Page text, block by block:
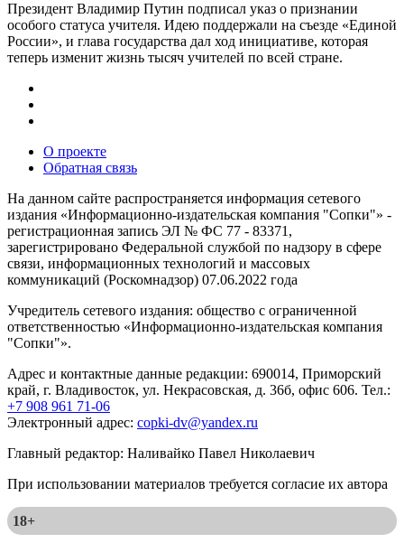
Президент Владимир Путин подписал указ о признании
особого статуса учителя. Идею поддержали на съезде «Единой
России», и глава государства дал ход инициативе, которая
теперь изменит жизнь тысяч учителей по всей стране.
О проекте
Обратная связь
На данном сайте распространяется информация сетевого
издания «Информационно-издательская компания "Сопки"» -
регистрационная запись ЭЛ № ФС 77 - 83371,
зарегистрировано Федеральной службой по надзору в сфере
связи, информационных технологий и массовых
коммуникаций (Роскомнадзор) 07.06.2022 года
Учредитель сетевого издания: общество с ограниченной
ответственностью «Информационно-издательская компания
"Сопки"».
Адрес и контактные данные редакции: 690014, Приморский
край, г. Владивосток, ул. Некрасовская, д. 36б, офис 606. Тел.:
+7 908 961 71-06
Электронный адрес: copki-dv@yandex.ru
Главный редактор: Наливайко Павел Николаевич
При использовании материалов требуется согласие их автора
18+